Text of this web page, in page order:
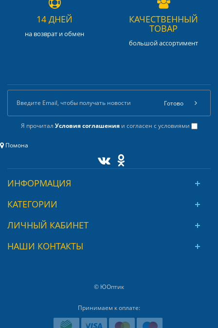
14 ДНЕЙ
на возврат и обмен
КАЧЕСТВЕННЫЙ
ТОВАР
большой ассортимент
Я прочитал Условия соглашенияи согласен с условиями
Готово
Помона
ИНФОРМАЦИЯ
КАТЕГОРИИ
ЛИЧНЫЙ КАБИНЕТ
НАШИ КОНТАКТЫ
© ЮОптик
Принимаем к оплате: